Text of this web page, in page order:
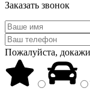
Заказать звонок
Пожалуйста,